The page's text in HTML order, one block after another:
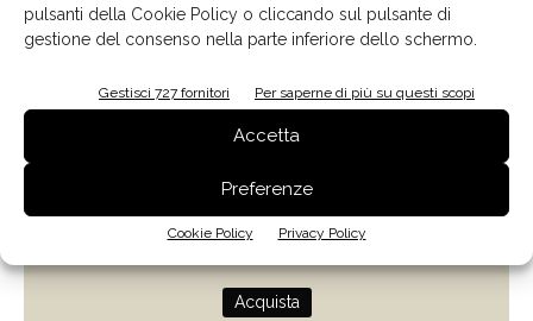
pulsanti della Cookie Policy o cliccando sul pulsante di
gestione del consenso nella parte inferiore dello schermo.
Gestisci 727 fornitori Per saperne di più su questi scopi
Accetta
Preferenze
Cookie Policy Privacy Policy
Progettare con la luce naturale
di Giulio Camiz
Acquista